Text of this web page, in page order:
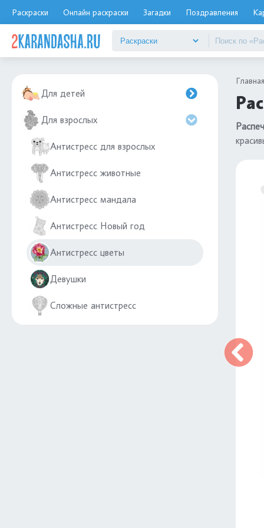
Раскраски Онлайн раскраски Загадки Поздравления
Для детей
Для взрослых
Антистресс для взрослых
Антистресс животные
Антистресс мандала
Антистресс Новый год
Антистресс цветы
Девушки
Сложные антистресс
Главная